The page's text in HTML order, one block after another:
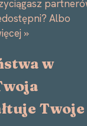
Albo
»
w
Twoje